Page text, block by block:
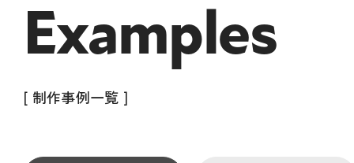
Examples
[ 制作事例一覧 ]